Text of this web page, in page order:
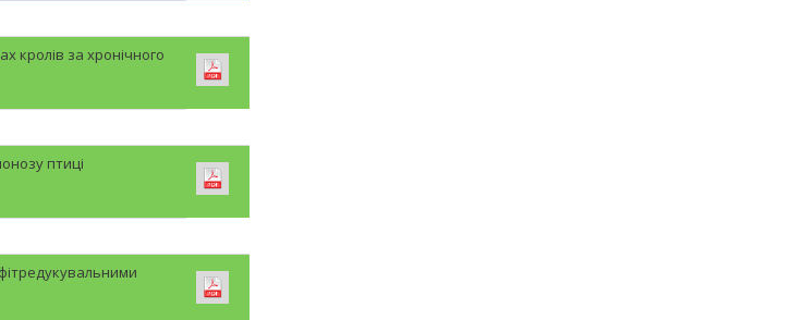
кролів за хронічного
птиці